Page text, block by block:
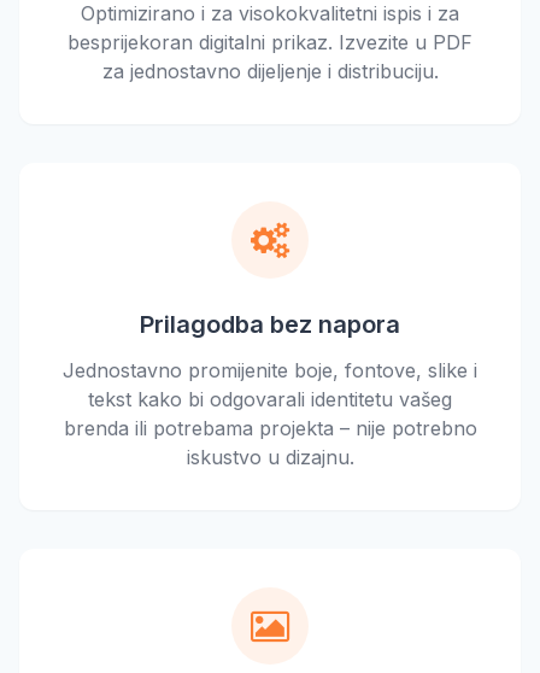
Optimizirano i za visokokvalitetni ispis i za
besprijekoran digitalni prikaz. Izvezite u PDF
za jednostavno dijeljenje i distribuciju.
Prilagodba bez napora
Jednostavno promijenite boje, fontove, slike i
tekst kako bi odgovarali identitetu vašeg
brenda ili potrebama projekta – nije potrebno
iskustvo u dizajnu.